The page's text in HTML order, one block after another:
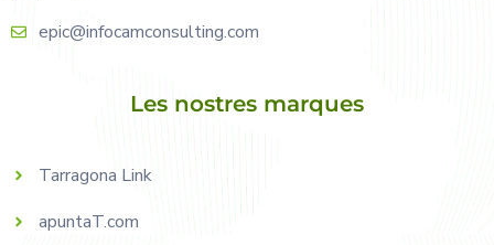
epic@infocamconsulting.com
Les nostres marques
Tarragona Link
apuntaT.com